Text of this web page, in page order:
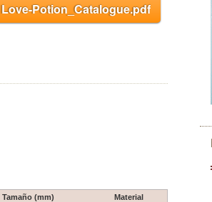
Love-Potion_Catalogue.pdf
Tamaño (mm)
Material